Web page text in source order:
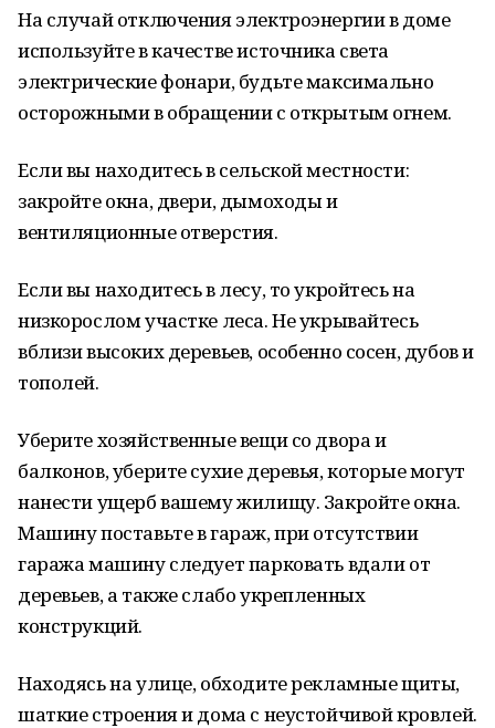
На случай отключения электроэнергии в доме
используйте в качестве источника света
электрические фонари, будьте максимально
осторожными в обращении с открытым огнем.
Если вы находитесь в сельской местности:
закройте окна, двери, дымоходы и
вентиляционные отверстия.
Если вы находитесь в лесу, то укройтесь на
низкорослом участке леса. Не укрывайтесь
вблизи высоких деревьев, особенно сосен, дубов и
тополей.
Уберите хозяйственные вещи со двора и
балконов, уберите сухие деревья, которые могут
нанести ущерб вашему жилищу. Закройте окна.
Машину поставьте в гараж, при отсутствии
гаража машину следует парковать вдали от
деревьев, а также слабо укрепленных
конструкций.
Находясь на улице, обходите рекламные щиты,
шаткие строения и дома с неустойчивой кровлей.